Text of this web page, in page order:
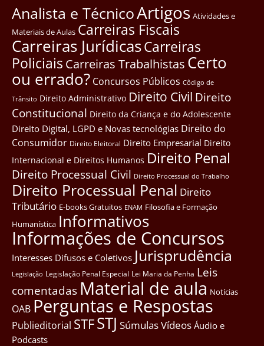
Analista e TécnicoArtigos Atividades e
Materiais de Aulas Carreiras Fiscais
Carreiras JurídicasCarreiras
Policiais Carreiras Trabalhistas Certo
ou errado? Concursos Públicos Côdigo de
Trânsito Direito Administrativo Direito Civil Direito
Constitucional Direito da Criança e do Adolescente
Direito Digital, LGPD e Novas tecnológias Direito do
Consumidor Direito Eleitoral Direito Empresarial Direito
Internacional e Direitos Humanos Direito Penal
Direito Processual Civil Direito Processual do Trabalho
Direito Processual Penal Direito
Tributário E-books Gratuitos ENAM Filosofia e Formação
Humanística Informativos
Informações de Concursos
Interesses Difusos e Coletivos Jurisprudência
Legislação Legislação Penal Especial Lei Maria da Penha Leis
comentadas Material de aula Notícias
OAB Perguntas e Respostas
Publieditorial STFSTJ SúmulasVídeos Áudio e
Podcasts